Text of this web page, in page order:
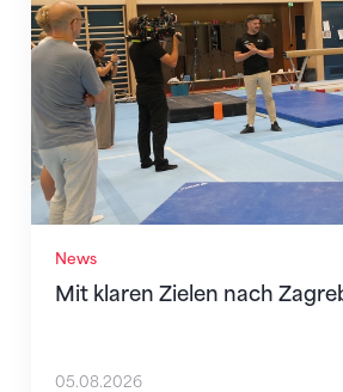
News
Mit klaren Zielen nach
05.08.2026